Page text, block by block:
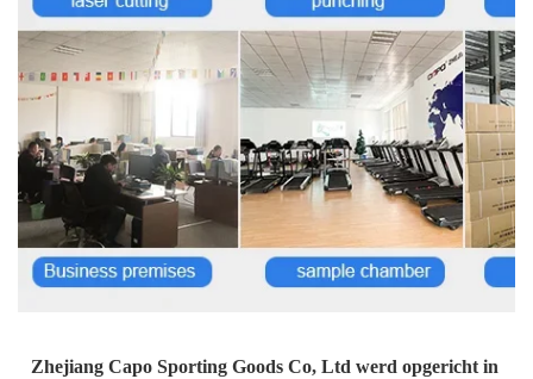
Zhejiang Capo Sporting Goods Co, Ltd werd opgericht in